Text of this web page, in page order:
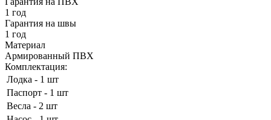
1 год
Гарантия на швы
1 год
Материал
Армированный ПВХ
Комплектация:
Лодка - 1 шт
Паспорт - 1 шт
Весла - 2 шт